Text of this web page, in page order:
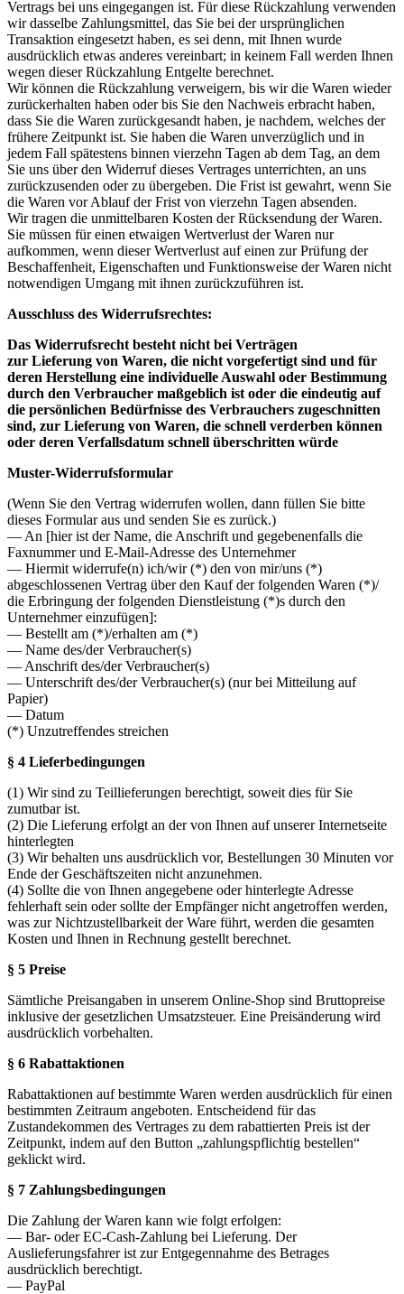
Vertrags bei uns eingegangen ist. Für diese Rückzahlung verwenden
wir dasselbe Zahlungsmittel, das Sie bei der ursprünglichen
Transaktion eingesetzt haben, es sei denn, mit Ihnen wurde
ausdrücklich etwas anderes vereinbart; in keinem Fall werden Ihnen
wegen dieser Rückzahlung Entgelte berechnet.
Wir können die Rückzahlung verweigern, bis wir die Waren wieder
zurückerhalten haben oder bis Sie den Nachweis erbracht haben,
dass Sie die Waren zurückgesandt haben, je nachdem, welches der
frühere Zeitpunkt ist. Sie haben die Waren unverzüglich und in
jedem Fall spätestens binnen vierzehn Tagen ab dem Tag, an dem
Sie uns über den Widerruf dieses Vertrages unterrichten, an uns
zurückzusenden oder zu übergeben. Die Frist ist gewahrt, wenn Sie
die Waren vor Ablauf der Frist von vierzehn Tagen absenden.
Wir tragen die unmittelbaren Kosten der Rücksendung der Waren.
Sie müssen für einen etwaigen Wertverlust der Waren nur
aufkommen, wenn dieser Wertverlust auf einen zur Prüfung der
Beschaffenheit, Eigenschaften und Funktionsweise der Waren nicht
notwendigen Umgang mit ihnen zurückzuführen ist.
Ausschluss des Widerrufsrechtes:
Das Widerrufsrecht besteht nicht bei Verträgen
zur Lieferung von Waren, die nicht vorgefertigt sind und für
deren Herstellung eine individuelle Auswahl oder Bestimmung
durch den Verbraucher maßgeblich ist oder die eindeutig auf
die persönlichen Bedürfnisse des Verbrauchers zugeschnitten
sind, zur Lieferung von Waren, die schnell verderben können
oder deren Verfallsdatum schnell überschritten würde
Muster-Widerrufsformular
(Wenn Sie den Vertrag widerrufen wollen, dann füllen Sie bitte
dieses Formular aus und senden Sie es zurück.)
— An [hier ist der Name, die Anschrift und gegebenenfalls die
Faxnummer und E-Mail-Adresse des Unternehmer
— Hiermit widerrufe(n) ich/wir (*) den von mir/uns (*)
abgeschlossenen Vertrag über den Kauf der folgenden Waren (*)/
die Erbringung der folgenden Dienstleistung (*)s durch den
Unternehmer einzufügen]:
— Bestellt am (*)/erhalten am (*)
— Name des/der Verbraucher(s)
— Anschrift des/der Verbraucher(s)
— Unterschrift des/der Verbraucher(s) (nur bei Mitteilung auf
Papier)
— Datum
(*) Unzutreffendes streichen
§ 4 Lieferbedingungen
(1) Wir sind zu Teillieferungen berechtigt, soweit dies für Sie
zumutbar ist.
(2) Die Lieferung erfolgt an der von Ihnen auf unserer Internetseite
hinterlegten
(3) Wir behalten uns ausdrücklich vor, Bestellungen 30 Minuten vor
Ende der Geschäftszeiten nicht anzunehmen.
(4) Sollte die von Ihnen angegebene oder hinterlegte Adresse
fehlerhaft sein oder sollte der Empfänger nicht angetroffen werden,
was zur Nichtzustellbarkeit der Ware führt, werden die gesamten
Kosten und Ihnen in Rechnung gestellt berechnet.
§ 5 Preise
Sämtliche Preisangaben in unserem Online-Shop sind Bruttopreise
inklusive der gesetzlichen Umsatzsteuer. Eine Preisänderung wird
ausdrücklich vorbehalten.
§ 6 Rabattaktionen
Rabattaktionen auf bestimmte Waren werden ausdrücklich für einen
bestimmten Zeitraum angeboten. Entscheidend für das
Zustandekommen des Vertrages zu dem rabattierten Preis ist der
Zeitpunkt, indem auf den Button „zahlungspflichtig bestellen“
geklickt wird.
§ 7 Zahlungsbedingungen
Die Zahlung der Waren kann wie folgt erfolgen:
— Bar- oder EC-Cash-Zahlung bei Lieferung. Der
Auslieferungsfahrer ist zur Entgegennahme des Betrages
ausdrücklich berechtigt.
— PayPal